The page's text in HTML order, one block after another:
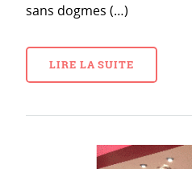
sans dogmes (…)
LIRE LA SUITE